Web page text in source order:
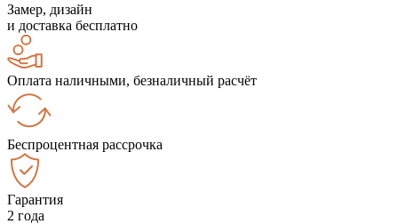
Замер, дизайн
и доставка бесплатно
Оплата наличными, безналичный расчёт
Беспроцентная рассрочка
Гарантия
2 года